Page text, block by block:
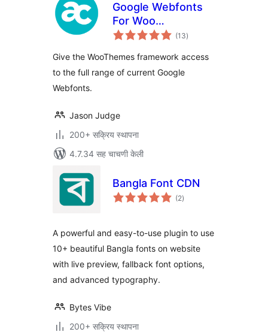
Google Webfonts
For Woo
Framework (13एकूण
मूल्यांकन
)
Give the WooThemes framework access
to the full range of current Google
Webfonts.
Jason Judge
200+ सक्रिय स्थापना
4.7.34 सह चाचणी केली
Bangla Font CDN
(2एकूण
मूल्यांकन
)
A powerful and easy-to-use plugin to use
10+ beautiful Bangla fonts on website
with live preview, fallback font options,
and advanced typography.
Bytes Vibe
200+ सक्रिय स्थापना